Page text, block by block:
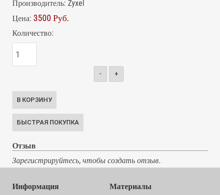
Производитель: Zyxel
Цена: 3500 Руб.
Количество:
- +
Отзыв
Зарегистрируйтесь, чтобы создать отзыв.
Информация
Материалы